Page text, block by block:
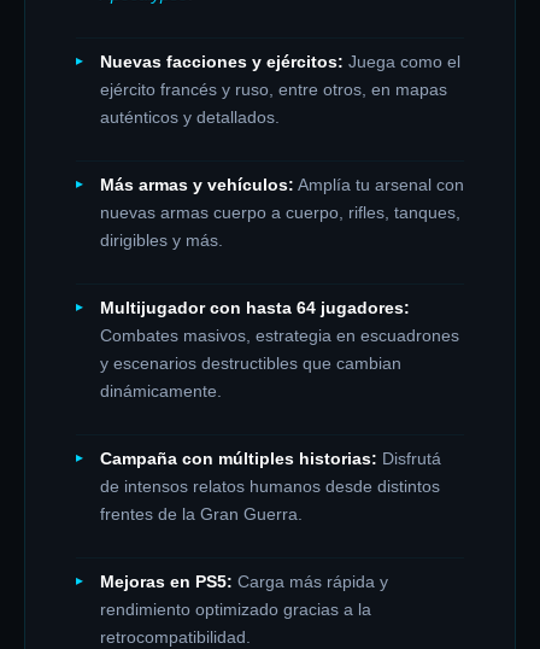
Nuevas facciones y ejércitos: Juega como el
ejército francés y ruso, entre otros, en mapas
auténticos y detallados.
Más armas y vehículos: Amplía tu arsenal con
nuevas armas cuerpo a cuerpo, rifles, tanques,
dirigibles y más.
Multijugador con hasta 64 jugadores:
Combates masivos, estrategia en escuadrones
y escenarios destructibles que cambian
dinámicamente.
Campaña con múltiples historias: Disfrutá
de intensos relatos humanos desde distintos
frentes de la Gran Guerra.
Mejoras en PS5: Carga más rápida y
rendimiento optimizado gracias a la
retrocompatibilidad.